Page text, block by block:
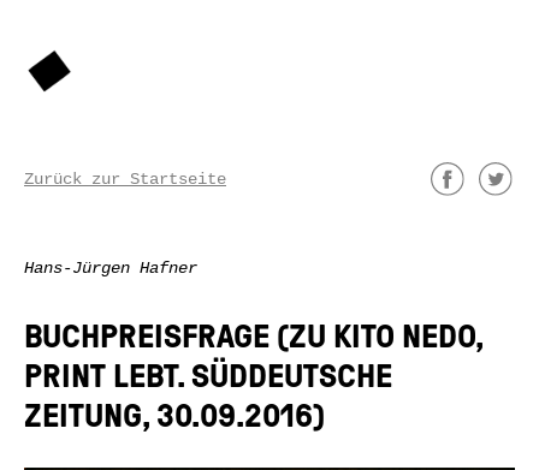
Zurück zur Startseite
Hans-Jürgen Hafner
BUCHPREISFRAGE (ZU KITO NEDO,
PRINT LEBT. SÜDDEUTSCHE
ZEITUNG, 30.09.2016)